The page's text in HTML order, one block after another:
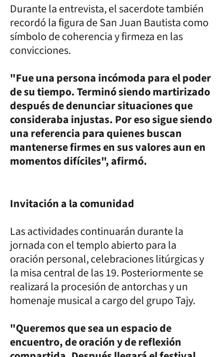
Durante la entrevista, el sacerdote también
recordó la figura de San Juan Bautista como
símbolo de coherencia y firmeza en las
convicciones.
"Fue una persona incómoda para el poder
de su tiempo. Terminó siendo martirizado
después de denunciar situaciones que
consideraba injustas. Por eso sigue siendo
una referencia para quienes buscan
mantenerse firmes en sus valores aun en
momentos difíciles", afirmó.
Invitación a la comunidad
Las actividades continuarán durante la
jornada con el templo abierto para la
oración personal, celebraciones litúrgicas y
la misa central de las 19. Posteriormente se
realizará la procesión de antorchas y un
homenaje musical a cargo del grupo Tajy.
"Queremos que sea un espacio de
encuentro, de oración y de reflexión